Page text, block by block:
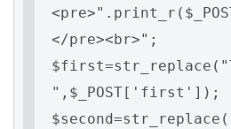
</pre><br>";
",$_POST['first']);